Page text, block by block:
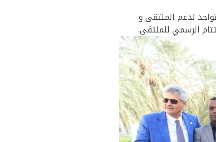
لدعم الملتقى و
الرسمي للملتقى.